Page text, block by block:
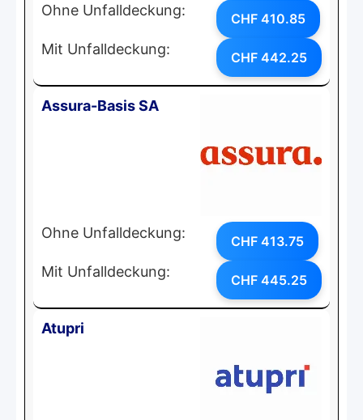
Ohne Unfalldeckung: CHF 410.85
Mit Unfalldeckung: CHF 442.25
Assura-Basis SA
Ohne Unfalldeckung: CHF 413.75
Mit Unfalldeckung: CHF 445.25
Atupri